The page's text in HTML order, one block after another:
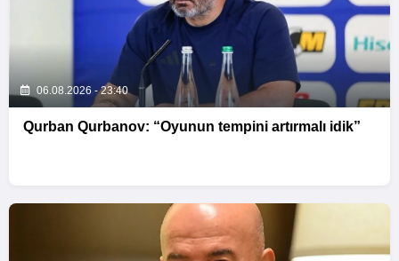
06.08.2026 - 23:40
Qurban Qurbanov: “Oyunun tempini artırmalı idik”